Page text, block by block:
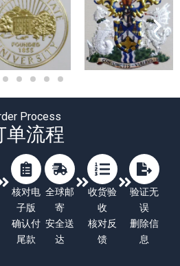
Process
单流程
核对电
子版
确认付
尾款
全球邮
寄
安全送
达
收货验
收
核对反
馈
验证无
误
删除信
息